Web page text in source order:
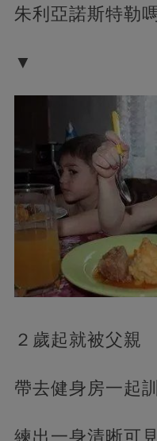
朱利亞諾斯特勒
▼
２歲起就被父親
帶去健身房一起
練出一身清晰可